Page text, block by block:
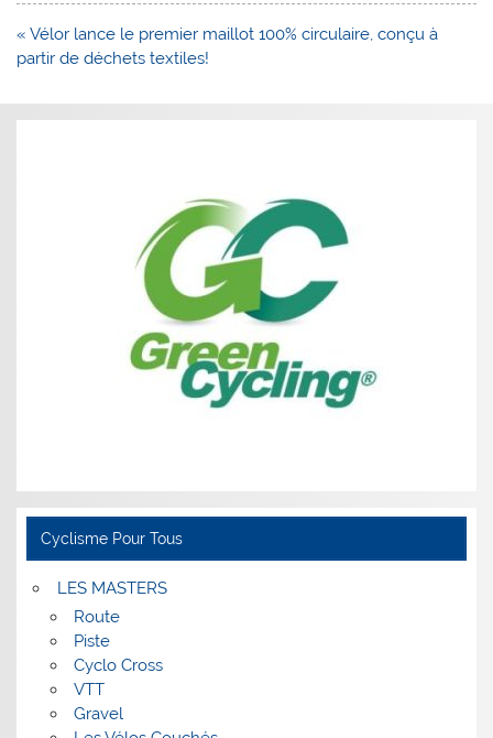
Navigation
de
« Vélor lance le premier maillot 100% circulaire, conçu à
partir de déchets textiles!
Cyclisme Pour Tous
LES MASTERS
Route
Piste
Cyclo Cross
VTT
Gravel